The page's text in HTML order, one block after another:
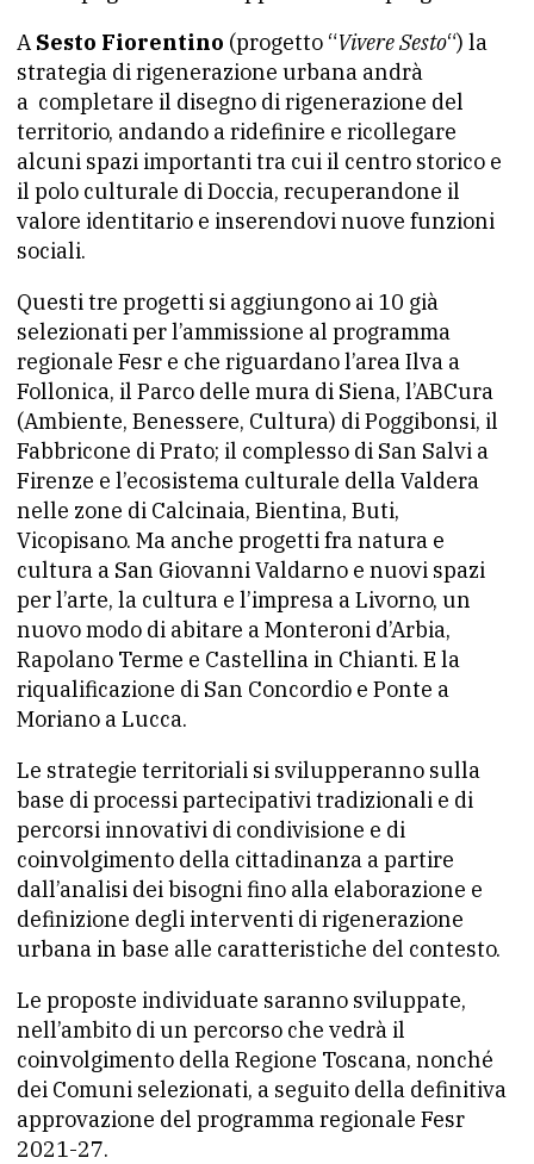
A Sesto Fiorentino (progetto “Vivere Sesto“) la
strategia di rigenerazione urbana andrà
a completare il disegno di rigenerazione del
territorio, andando a ridefinire e ricollegare
alcuni spazi importanti tra cui il centro storico e
il polo culturale di Doccia, recuperandone il
valore identitario e inserendovi nuove funzioni
sociali.
Questi tre progetti si aggiungono ai 10 già
selezionati per l’ammissione al programma
regionale Fesr e che riguardano l’area Ilva a
Follonica, il Parco delle mura di Siena, l’ABCura
(Ambiente, Benessere, Cultura) di Poggibonsi, il
Fabbricone di Prato; il complesso di San Salvi a
Firenze e l’ecosistema culturale della Valdera
nelle zone di Calcinaia, Bientina, Buti,
Vicopisano. Ma anche progetti fra natura e
cultura a San Giovanni Valdarno e nuovi spazi
per l’arte, la cultura e l’impresa a Livorno, un
nuovo modo di abitare a Monteroni d’Arbia,
Rapolano Terme e Castellina in Chianti. E la
riqualificazione di San Concordio e Ponte a
Moriano a Lucca.
Le strategie territoriali si svilupperanno sulla
base di processi partecipativi tradizionali e di
percorsi innovativi di condivisione e di
coinvolgimento della cittadinanza a partire
dall’analisi dei bisogni fino alla elaborazione e
definizione degli interventi di rigenerazione
urbana in base alle caratteristiche del contesto.
Le proposte individuate saranno sviluppate,
nell’ambito di un percorso che vedrà il
coinvolgimento della Regione Toscana, nonché
dei Comuni selezionati, a seguito della definitiva
approvazione del programma regionale Fesr
2021-27.